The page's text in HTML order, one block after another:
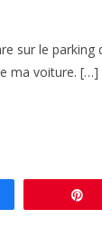
sur le
ma voiture. […]